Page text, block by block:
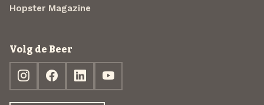
Hopster Magazine
Volg de Beer